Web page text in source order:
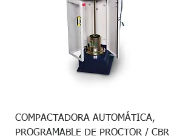
COMPACTADORA AUTOMÁTICA,
PROGRAMABLE DE PROCTOR / CBR